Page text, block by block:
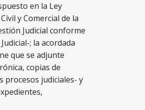
en la Ley
y Comercial de la
Judicial conforme
; la acordada
que se adjunte
copias de
procesos judiciales- y